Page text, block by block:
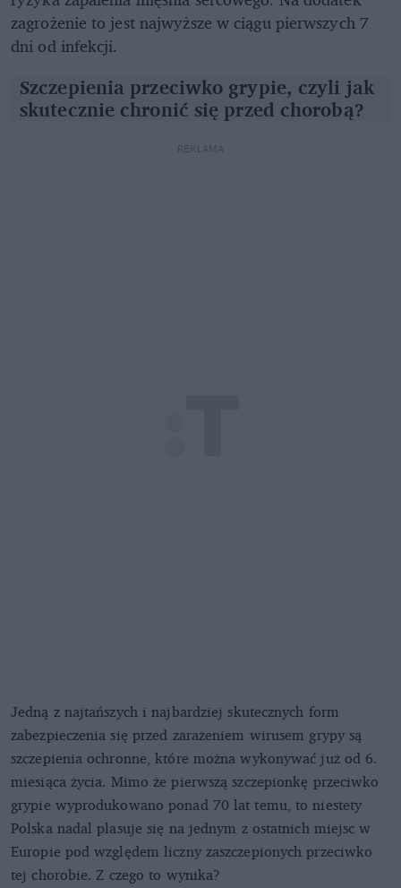
zagrożenie to jest najwyższe w ciągu pierwszych 7
dni od infekcji.
Szczepienia przeciwko grypie, czyli jak
skutecznie chronić się przed chorobą?
REKLAMA
Jedną z najtańszych i najbardziej skutecznych form
zabezpieczenia się przed zarażeniem wirusem grypy są
szczepienia ochronne, które można wykonywać już od 6.
miesiąca życia. Mimo że pierwszą szczepionkę przeciwko
grypie wyprodukowano ponad 70 lat temu, to niestety
Polska nadal plasuje się na jednym z ostatnich miejsc w
Europie pod względem liczny zaszczepionych przeciwko
tej chorobie. Z czego to wynika?